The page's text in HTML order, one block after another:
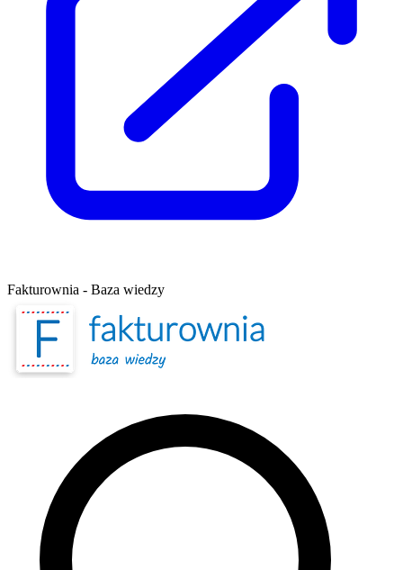
Fakturownia - Baza wiedzy